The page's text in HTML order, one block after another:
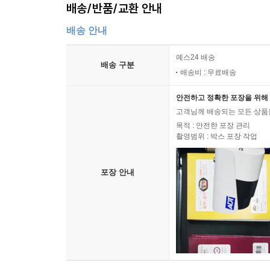
배송/반품/교환 안내
배송 안내
배송 구분
예스24 배송
배송비 : 무료배송
포장 안내
안전하고 정확한 포장을 위
고객님께 배송되는 모든 상
목적 : 안전한 포장 관리
촬영범위 : 박스 포장 작업